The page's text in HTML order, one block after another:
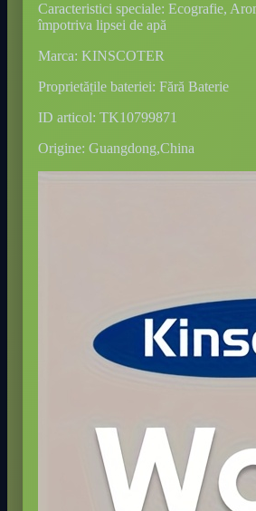
Caracteristici speciale: Ecografie,
împotriva lipsei de apă
Marca: KINSCOTER
Proprietățile bateriei: Fără Baterie
ID articol: TK10799871
Origine: Guangdong,China